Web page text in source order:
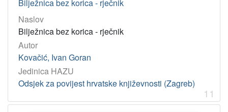
Bilježnica bez korica - rječnik
Naslov
Bilježnica bez korica - rječnik
Autor
Kovačić, Ivan Goran
Jedinica HAZU
Odsjek za povijest hrvatske književnosti (Zagreb)
11